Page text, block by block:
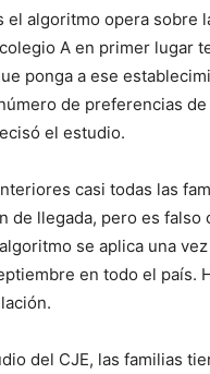
el algoritmo opera sobre
A en primer lugar
ponga a ese
de preferencias
el estudio.
casi todas las
de llegada, pero es
se aplica una
en todo el país.
del CJE, las familias